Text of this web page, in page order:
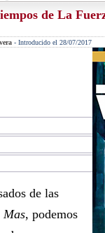
de La
- Introducido el 28/07/2017
de las
Mas, podemos